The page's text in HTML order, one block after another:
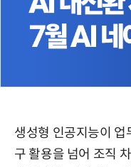
생성형 인공지능이
구 활용을 넘어 조직